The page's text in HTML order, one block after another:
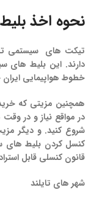
نحوه اخذ
تیکت های سیستمی
دارند. این بلیط های
خطوط هواپیمایی ایران
همچنین مزیتی که
در مواقع نیاز و در
شروع کنید. و دیگر
کنسل کردن بلیط های
قانون کنسلی قابل
شهر های تایلند